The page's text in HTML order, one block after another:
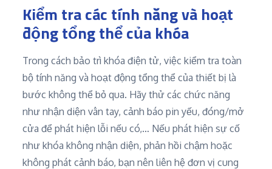
Kiểm tra các tính năng và hoạt
động tổng thể của khóa
Trong cách bảo trì khóa điện tử, việc kiểm tra toàn
bộ tính năng và hoạt động tổng thể của thiết bị là
bước không thể bỏ qua. Hãy thử các chức năng
như nhận diện vân tay, cảnh báo pin yếu, đóng/mở
cửa để phát hiện lỗi nếu có,… Nếu phát hiện sự cố
như khóa không nhận diện, phản hồi chậm hoặc
không phát cảnh báo, bạn nên liên hệ đơn vị cung